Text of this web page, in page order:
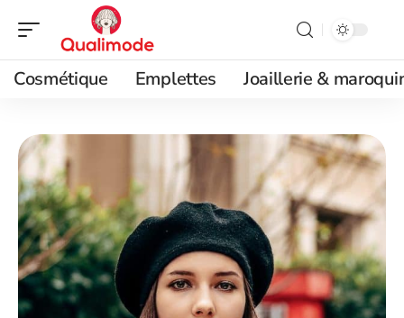
Cosmétique Emplettes Joaillerie &